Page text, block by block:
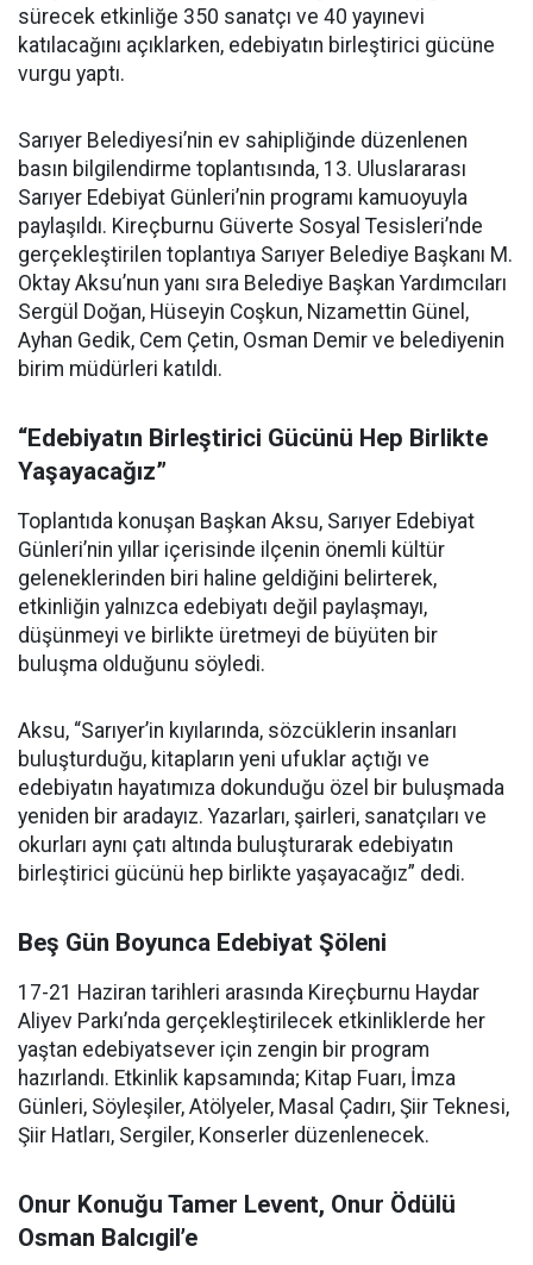
sürecek etkinliğe 350 sanatçı ve 40 yayınevi
katılacağını açıklarken, edebiyatın birleştirici gücüne
vurgu yaptı.
Sarıyer Belediyesi’nin ev sahipliğinde düzenlenen
basın bilgilendirme toplantısında, 13. Uluslararası
Sarıyer Edebiyat Günleri’nin programı kamuoyuyla
paylaşıldı. Kireçburnu Güverte Sosyal Tesisleri’nde
gerçekleştirilen toplantıya Sarıyer Belediye Başkanı M.
Oktay Aksu’nun yanı sıra Belediye Başkan Yardımcıları
Sergül Doğan, Hüseyin Coşkun, Nizamettin Günel,
Ayhan Gedik, Cem Çetin, Osman Demir ve belediyenin
birim müdürleri katıldı.
“Edebiyatın Birleştirici Gücünü Hep Birlikte
Yaşayacağız”
Toplantıda konuşan Başkan Aksu, Sarıyer Edebiyat
Günleri’nin yıllar içerisinde ilçenin önemli kültür
geleneklerinden biri haline geldiğini belirterek,
etkinliğin yalnızca edebiyatı değil paylaşmayı,
düşünmeyi ve birlikte üretmeyi de büyüten bir
buluşma olduğunu söyledi.
Aksu, “Sarıyer’in kıyılarında, sözcüklerin insanları
buluşturduğu, kitapların yeni ufuklar açtığı ve
edebiyatın hayatımıza dokunduğu özel bir buluşmada
yeniden bir aradayız. Yazarları, şairleri, sanatçıları ve
okurları aynı çatı altında buluşturarak edebiyatın
birleştirici gücünü hep birlikte yaşayacağız” dedi.
Beş Gün Boyunca Edebiyat Şöleni
17-21 Haziran tarihleri arasında Kireçburnu Haydar
Aliyev Parkı’nda gerçekleştirilecek etkinliklerde her
yaştan edebiyatsever için zengin bir program
hazırlandı. Etkinlik kapsamında; Kitap Fuarı, İmza
Günleri, Söyleşiler, Atölyeler, Masal Çadırı, Şiir Teknesi,
Şiir Hatları, Sergiler, Konserler düzenlenecek.
Onur Konuğu Tamer Levent, Onur Ödülü
Osman Balcıgil’e